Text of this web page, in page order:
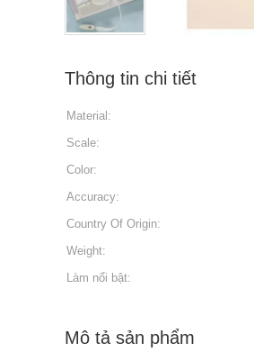
Thông tin chi tiết
Material:
Scale:
Color:
Accuracy:
Country Of Origin:
Weight:
Làm nổi bật:
Mô tả sản phẩm